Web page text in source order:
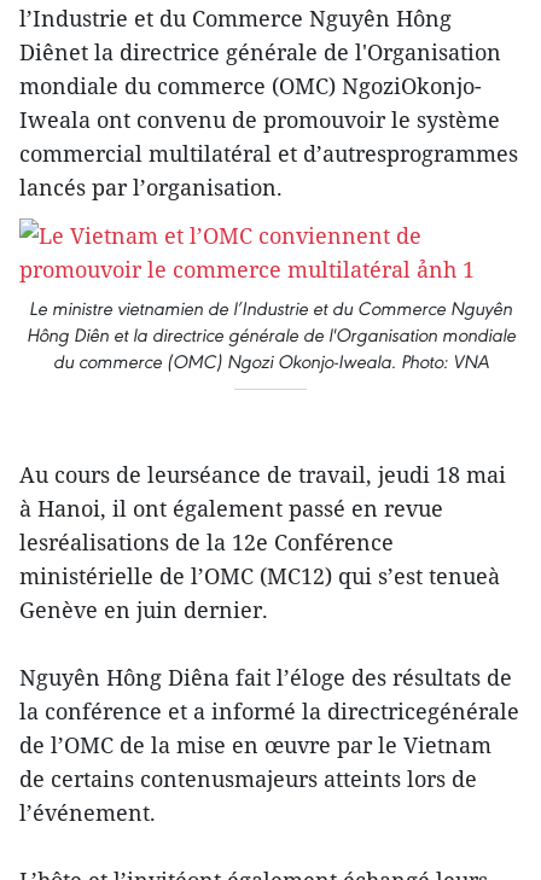
l’Industrie et du Commerce Nguyên Hông
Diênet la directrice générale de l'Organisation
mondiale du commerce (OMC) NgoziOkonjo-
Iweala ont convenu de promouvoir le système
commercial multilatéral et d’autresprogrammes
lancés par l’organisation.
Le ministre vietnamien de l’Industrie et du Commerce Nguyên
Hông Diên et la directrice générale de l'Organisation mondiale
du commerce (OMC) Ngozi Okonjo-Iweala. Photo: VNA
Au cours de leurséance de travail, jeudi 18 mai
à Hanoi, il ont également passé en revue
lesréalisations de la 12e Conférence
ministérielle de l’OMC (MC12) qui s’est tenueà
Genève en juin dernier.
Nguyên Hông Diêna fait l’éloge des résultats de
la conférence et a informé la directricegénérale
de l’OMC de la mise en œuvre par le Vietnam
de certains contenusmajeurs atteints lors de
l’événement.